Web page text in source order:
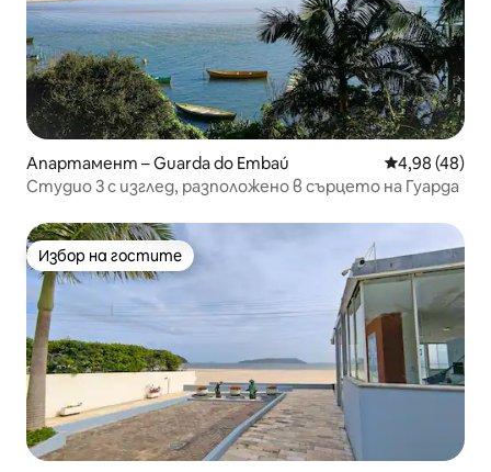
Апартамент – Guarda do Embaú Средна
4,98 (48)
Студио 3 с изглед, разположено в сърцето на Гуарда
Избор на гостите
Избор на гостите